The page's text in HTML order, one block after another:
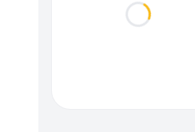
Loading...